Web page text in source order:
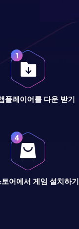
플레이어를 다운 받기
어에서 게임 설치하기